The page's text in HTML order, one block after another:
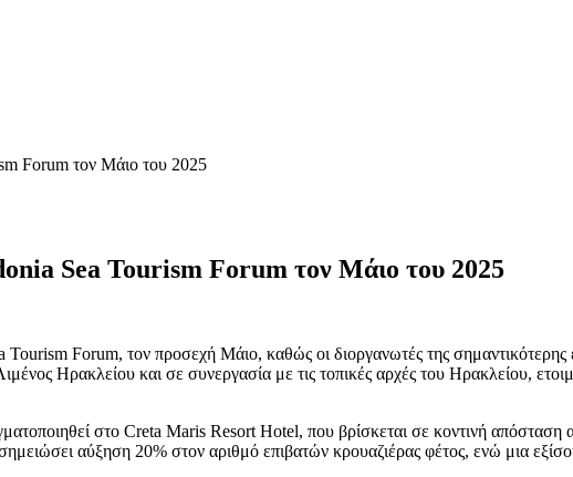
Forum τον Μάιο του 2025
Sea Tourism Forum τον Μάιο του 2025
Forum, τον προσεχή Μάιο, καθώς οι διοργανωτές της
Ηρακλείου και σε συνεργασία με τις τοπικές αρχές του Ηρακλείου,
στο Creta Maris Resort Hotel, που βρίσκεται σε κοντινή
αύξηση 20% στον αριθμό επιβατών κρουαζιέρας φέτος, ενώ μια